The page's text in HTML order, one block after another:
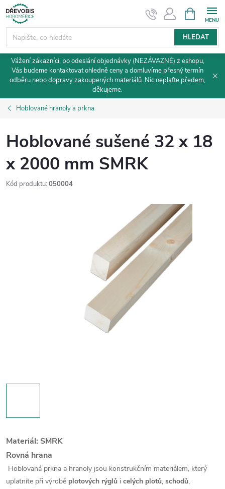
Přejít
na
obsah
HLEDAT
NÁKUPNÍ
KOŠÍK
Vážení zákazníci, po odeslání objednávky (NEZÁVAZNÉ) z eshopu,
Vás budeme kontaktovat ohledně ceny a domluvíme přesný termín
odběru nebo dopravy zakoupených materiálů. Nic neplaťte předem,
děkujeme.
Hoblované hranoly a prkna
Hoblované sušené 32 x 18
x 2000 mm SMRK
Kód produktu: 050004
Materiál: SMRK
Rovná hrana
Hoblovaná prkna a hranoly jsou konstrukčním materiálem, který
uplatníte při výrobě plotových rýglů i celých plotů, schodů,